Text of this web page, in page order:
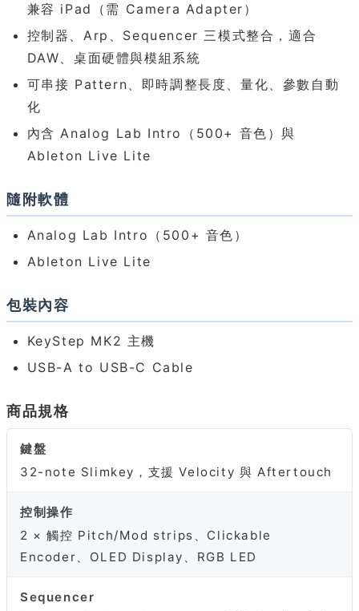
兼容 iPad（需 Camera Adapter）
控制器、Arp、Sequencer 三模式整合，適合
DAW、桌面硬體與模組系統
可串接 Pattern、即時調整長度、量化、參數自動
化
內含 Analog Lab Intro（500+ 音色）與
Ableton Live Lite
隨附軟體
Analog Lab Intro（500+ 音色）
Ableton Live Lite
包裝內容
KeyStep MK2 主機
USB-A to USB-C Cable
商品規格
鍵盤
32-note Slimkey，支援 Velocity 與 Aftertouch
控制操作
2 × 觸控 Pitch/Mod strips、Clickable
Encoder、OLED Display、RGB LED
Sequencer